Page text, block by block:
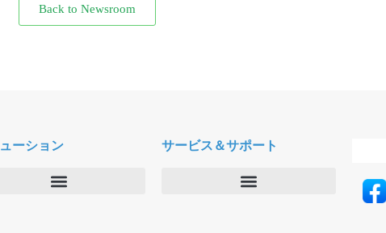
Back to Newsroom
ーション サービス＆サポート